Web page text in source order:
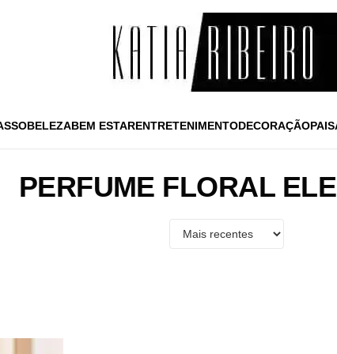
BELEZABEM ESTARENTRETENIMENTODECORAÇÃO
PERFUME FLORAL